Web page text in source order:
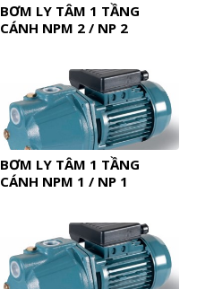
BƠM LY TÂM 1 TẦNG
CÁNH NPM 2 / NP 2
BƠM LY TÂM 1 TẦNG
CÁNH NPM 1 / NP 1